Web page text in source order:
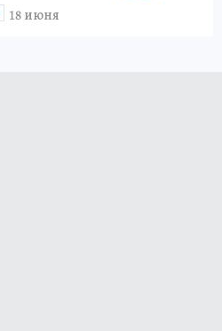
18 июня